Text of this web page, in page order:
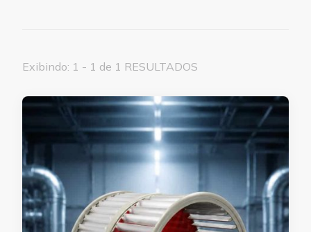
Exibindo: 1 - 1 de 1 RESULTADOS